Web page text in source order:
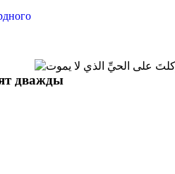
дважды